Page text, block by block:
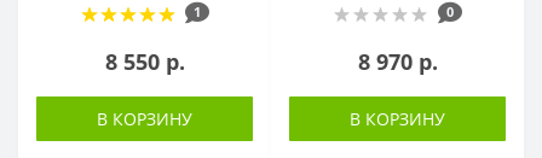
1
8 550 р.
В КОРЗИНУ
0
8 970 р.
В КОРЗИНУ